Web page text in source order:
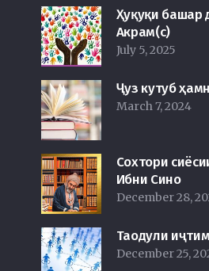
Ҳуқуқи башар
Акрам(с)
July 5, 2025
Ҷуз кутуб
March 7, 2024
Сохтори
Ибни Сино
December 28,
Таодули
December 25,